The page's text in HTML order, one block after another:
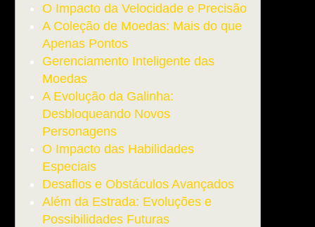
O Impacto da Velocidade e Precisão
A Coleção de Moedas: Mais do que
Apenas Pontos
Gerenciamento Inteligente das
Moedas
A Evolução da Galinha:
Desbloqueando Novos
Personagens
O Impacto das Habilidades
Especiais
Desafios e Obstáculos Avançados
Além da Estrada: Evoluções e
Possibilidades Futuras